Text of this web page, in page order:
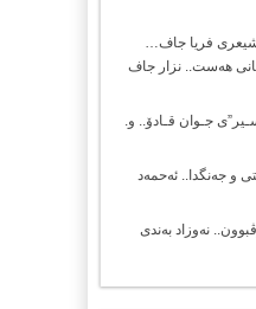
شیعری فریا جاف…
هەست.. نزار جاف
جـوان قـادۆ.. و.
و جەنگدا.. ئەحمەد
نەوزاد بەندی